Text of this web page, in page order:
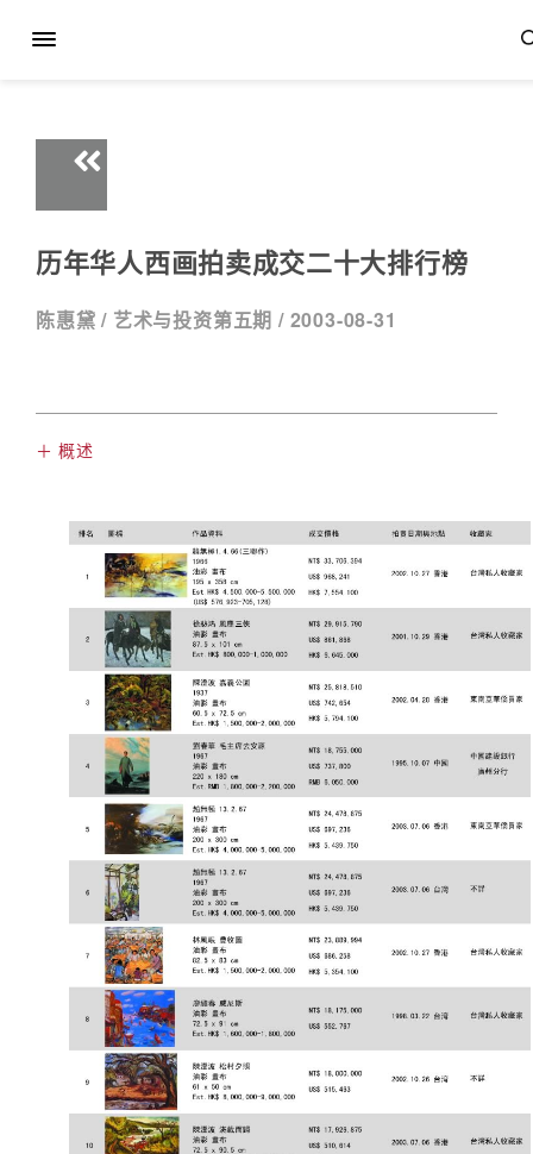
历年华人西画拍卖成交二十大排行榜
陈惠黛 / 艺术与投资第五期 / 2003-08-31
＋ 概述